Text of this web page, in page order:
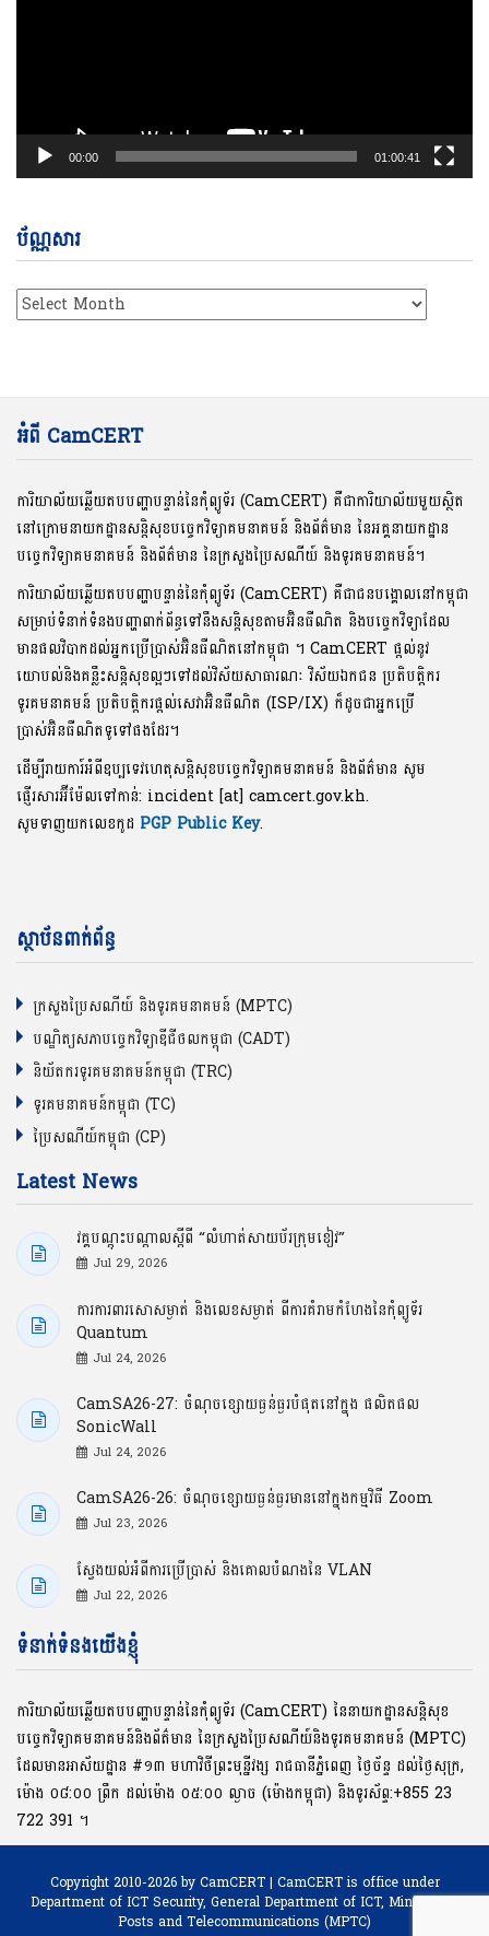
00:00 01:00:41
ប័ណ្ណសារ
ប័ណ្ណសារ
អំពី CamCERT
ការិយាល័យឆ្លើយតបបញ្ហាបន្ទាន់នៃកុំព្យូទ័រ (CamCERT) គឺជាការិយាល័យមួយស្ថិត
នៅក្រោមនាយកដ្ឋានសន្តិសុខបច្ចេកវិទ្យាគមនាគមន៍ និងព័ត៌មាន នៃអគ្គនាយកដ្ឋាន
បច្ចេកវិទ្យាគមនាគមន៍ និងព័ត៌មាន នៃក្រសួងប្រៃសណីយ៍ និងទូរគមនាគមន៍។
ការិយាល័យឆ្លើយតបបញ្ហាបន្ទាន់នៃកុំព្យូទ័រ (CamCERT) គឺជាជនបង្គោលនៅកម្ពុជា
សម្រាប់ទំនាក់ទំនងបញ្ហាពាក់ព័ន្ធទៅនឹងសន្តិសុខតាមអ៊ិនធឺណិត និងបច្ចេកវិទ្យាដែល
មានផលវិបាកដល់អ្នកប្រើប្រាស់អ៊ិនធឺណិតនៅកម្ពុជា ។ CamCERT ផ្តល់នូវ
យោបល់និងគន្លឹះសន្តិសុខល្អៗទៅដល់វិស័យសាធារណៈ វិស័យឯកជន ប្រតិបត្តិករ
ទូរគមនាគមន៍ ប្រតិបត្តិករផ្តល់សេវាអ៊ិនធឺណិត (ISP/IX) ក៏ដូចជាអ្នកប្រើ
ប្រាស់អ៊ិនធឺណិតទូទៅផងដែរ។
ដើម្បីរាយការ៍អំពីឧប្បទេវហេតុសន្តិសុខបច្ចេកវិទ្យាគមនាគមន៍ និងព័ត៌មាន សូម
ផ្ញើរសារអ៊ីម៉ែលទៅកាន់: incident [at] camcert.gov.kh.
សូមទាញយកលេខកូដ PGP Public Key.
ស្ថាប័នពាក់ព័ន្ធ
ក្រសួងប្រៃសណីយ៍ និងទូរគមនាគមន៍ (MPTC)
បណ្ឌិត្យសភាបច្ចេកវិទ្យាឌីជីថលកម្ពុជា (CADT)
និយ័តករទូរគមនាគមន៍កម្ពុជា (TRC)
ទូរគមនាគមន៍កម្ពុជា (TC)
ប្រៃសណីយ៍កម្ពុជា (CP)
Latest News
វគ្គបណ្ដុះបណ្ដាលស្ដីពី “លំហាត់សាយប័រក្រុមខៀវ”
Jul 29, 2026
ការការពារសោសម្ងាត់ និងលេខសម្ងាត់ ពីការគំរាមកំហែងនៃកុំព្យូទ័រ
Quantum
Jul 24, 2026
CamSA26-27: ចំណុចខ្សោយធ្ងន់ធ្ងរបំផុតនៅក្នុង ផលិតផល
SonicWall
Jul 24, 2026
CamSA26-26: ចំណុចខ្សោយធ្ងន់ធ្ងរមាននៅក្នុងកម្មវិធី Zoom
Jul 23, 2026
ស្វែងយល់អំពីការប្រើប្រាស់ និងគោលបំណងនៃ VLAN
Jul 22, 2026
ទំនាក់ទំនងយើងខ្ញុំ
ការិយាល័យឆ្លើយតបបញ្ហាបន្ទាន់នៃកុំព្យូទ័រ (CamCERT) នៃនាយកដ្ឋានសន្តិសុខ
បច្ចេកវិទ្យាគមនាគមន៍និងព័ត៌មាន នៃក្រសួងប្រៃសណីយ៍និងទូរគមនាគមន៍ (MPTC)
ដែលមានអាស័យដ្ឋាន #១៣ មហាវិថីព្រះមុនី្នវង្ស រាជធានីភ្នំពេញ ថ្ងៃច័ន្ទ ដល់ថ្ងៃសុក្រ,
ម៉ោង ០៨:០០ ​ព្រឹក ដល់ម៉ោង ០៥:០០ ល្ងាច (ម៉ោងកម្ពុជា) និងទូរស័ព្ទ:+855 23
722 391 ។
Copyright 2010-2026 by CamCERT | CamCERT is office under
Department of ICT Security, General Department of ICT, Ministry of
Posts and Telecommunications (MPTC)